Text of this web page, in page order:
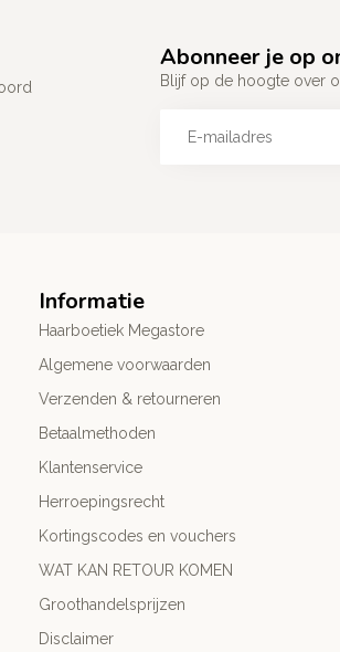
Abonneer je op
Blijf op de hoogte over
Informatie
Haarboetiek Megastore
Algemene voorwaarden
Verzenden & retourneren
Betaalmethoden
Klantenservice
Herroepingsrecht
Kortingscodes en vouchers
WAT KAN RETOUR KOMEN
Groothandelsprijzen
Disclaimer